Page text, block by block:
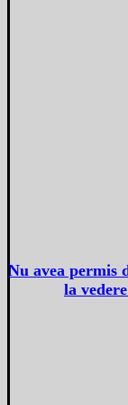
Nu avea permis
la